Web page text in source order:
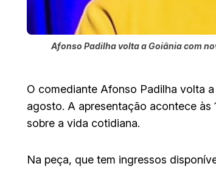
Afonso Padilha volta a Goiânia com
O comediante Afonso Padilha volta
agosto. A apresentação acontece
sobre a vida cotidiana.
Na peça, que tem ingressos